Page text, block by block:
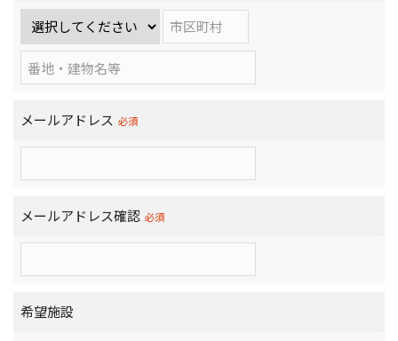
メールアドレス 必須
メールアドレス確認 必須
希望施設